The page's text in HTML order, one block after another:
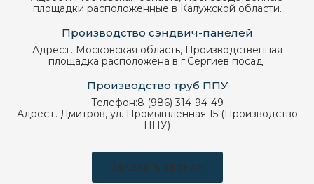
площадки расположенные в Калужской области.
Производство сэндвич-панелей
Адрес:г. Московская область, Производственная
площадка расположена в г.Сергиев посад
Производство труб ППУ
Телефон:8 (986) 314-94-49
Адрес:г. Дмитров, ул. Промышленная 15 (Производство
ППУ)
Заказать звонок